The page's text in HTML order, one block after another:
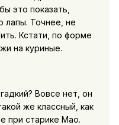
это показать,
лапы. Точнее, не
Кстати, по форме
на куриные.
Вовсе нет, он
же классный, как
при старике Мао.